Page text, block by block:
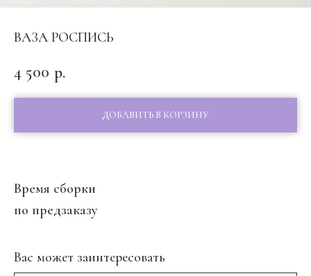
ВАЗА РОСПИСЬ
4 500 р.
ДОБАВИТЬ В КОРЗИНУ
Время сборки
по предзаказу
Вас может заинтересовать